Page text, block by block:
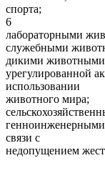
спорта;
6
лабораторными
служебными
дикими
урегулированной
использовании
животного мира;
связи с
недопущением